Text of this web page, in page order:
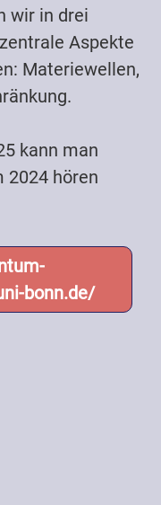
wir in drei
Aspekte
Materiewellen,
kann man
2024 hören
bonn.de/